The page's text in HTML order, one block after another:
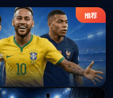
团队队伍 人才招聘